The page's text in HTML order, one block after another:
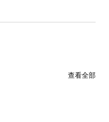
查看全部